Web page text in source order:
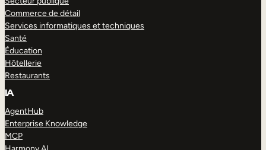
Commerce de détail
Services informatiques et techniques
Santé
Éducation
Hôtellerie
Restaurants
IA
AgentHub
Enterprise Knowledge
MCP